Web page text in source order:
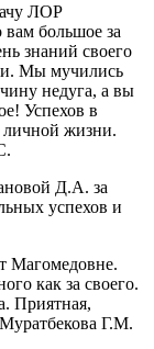
ЛОР
большое за
знаний своего
Мы мучились
недуга, а вы
Успехов в
личной жизни.
Д.А. за
успехов и
Магомедовне.
как за своего.
Приятная,
Г.М.